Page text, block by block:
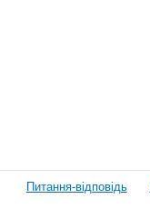
Питання-відповідь